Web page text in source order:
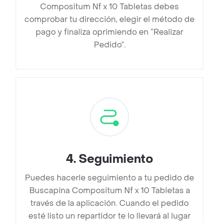
Compositum Nf x 10 Tabletas debes
comprobar tu dirección, elegir el método de
pago y finaliza oprimiendo en “Realizar
Pedido”.
4. Seguimiento
Puedes hacerle seguimiento a tu pedido de
Buscapina Compositum Nf x 10 Tabletas a
través de la aplicación. Cuando el pedido
esté listo un repartidor te lo llevará al lugar